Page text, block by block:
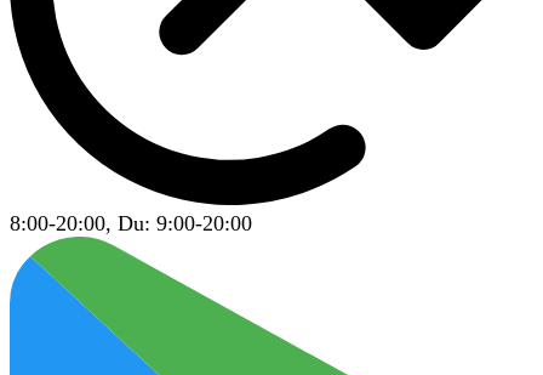
8:00-20:00, Du: 9:00-20:00